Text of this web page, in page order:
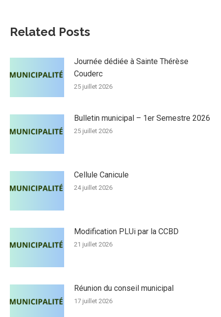
Related Posts
Journée dédiée à Sainte Thérèse
Couderc
25 juillet 2026
Bulletin municipal – 1er Semestre 2026
25 juillet 2026
Cellule Canicule
24 juillet 2026
Modification PLUi par la CCBD
21 juillet 2026
Réunion du conseil municipal
17 juillet 2026